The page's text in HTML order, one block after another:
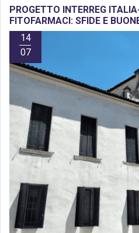
PROGETTO INTERREG
FITOFARMACI: SFIDE E
14
07